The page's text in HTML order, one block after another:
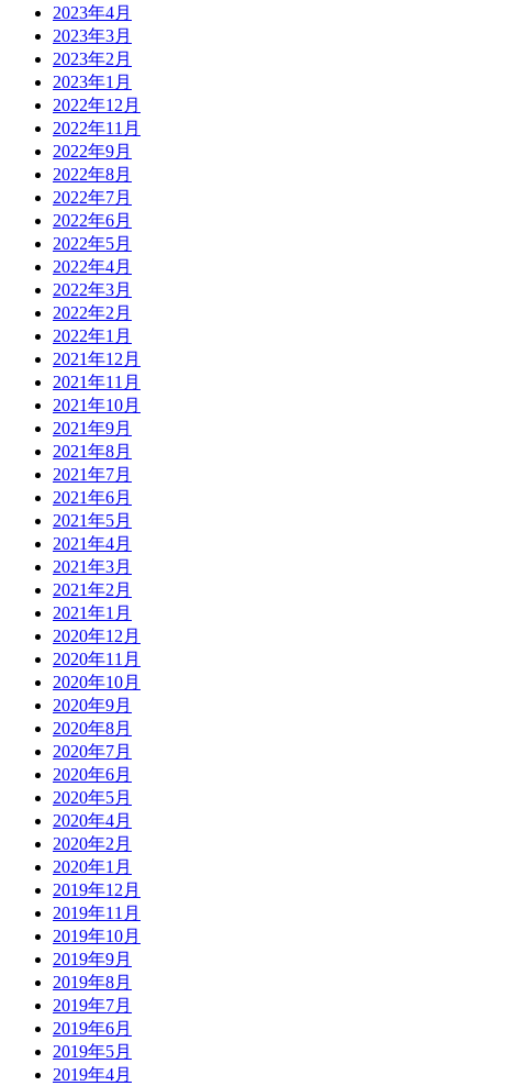
2023年4月
2023年3月
2023年2月
2023年1月
2022年12月
2022年11月
2022年9月
2022年8月
2022年7月
2022年6月
2022年5月
2022年4月
2022年3月
2022年2月
2022年1月
2021年12月
2021年11月
2021年10月
2021年9月
2021年8月
2021年7月
2021年6月
2021年5月
2021年4月
2021年3月
2021年2月
2021年1月
2020年12月
2020年11月
2020年10月
2020年9月
2020年8月
2020年7月
2020年6月
2020年5月
2020年4月
2020年2月
2020年1月
2019年12月
2019年11月
2019年10月
2019年9月
2019年8月
2019年7月
2019年6月
2019年5月
2019年4月